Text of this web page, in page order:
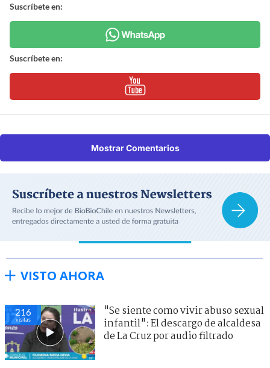
Suscríbete en:
Suscríbete en:
Mostrar Comentarios
VISTO AHORA
216
visitas
"Se siente como vivir abuso sexual
infantil": El descargo de alcaldesa
de La Cruz por audio filtrado